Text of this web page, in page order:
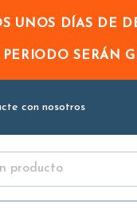
UNOS DÍAS DE
PERIODOSERÁN
con nosotros